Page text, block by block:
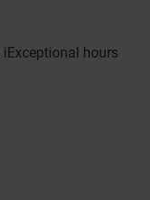
iExceptional hours